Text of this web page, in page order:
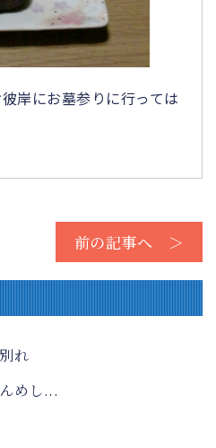
岸にお墓参りに行っては
前の記事へ ＞
れ
めし...